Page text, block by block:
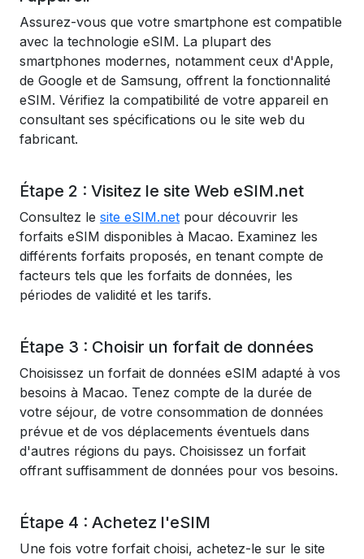
Assurez-vous que votre smartphone est compatible
avec la technologie eSIM. La plupart des
smartphones modernes, notamment ceux d'Apple,
de Google et de Samsung, offrent la fonctionnalité
eSIM. Vérifiez la compatibilité de votre appareil en
consultant ses spécifications ou le site web du
fabricant.
Étape 2 : Visitez le site Web eSIM.net
Consultez le site eSIM.net pour découvrir les
forfaits eSIM disponibles à Macao. Examinez les
différents forfaits proposés, en tenant compte de
facteurs tels que les forfaits de données, les
périodes de validité et les tarifs.
Étape 3 : Choisir un forfait de données
Choisissez un forfait de données eSIM adapté à vos
besoins à Macao. Tenez compte de la durée de
votre séjour, de votre consommation de données
prévue et de vos déplacements éventuels dans
d'autres régions du pays. Choisissez un forfait
offrant suffisamment de données pour vos besoins.
Étape 4 : Achetez l'eSIM
Une fois votre forfait choisi, achetez-le sur le site